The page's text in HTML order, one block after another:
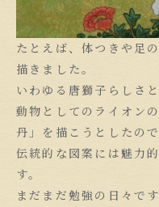
たとえば、体つきや足の
描きました。
いわゆる唐獅子らしさと
動物としてのライオン
丹」を描こうとしたので
伝統的な図案には魅力
す。
まだまだ勉強の日々です